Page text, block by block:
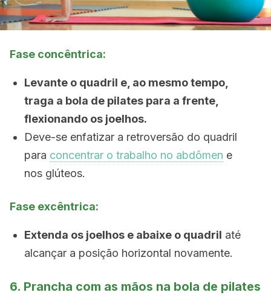
Fase concêntrica:
Levante o quadril e, ao mesmo tempo,
traga a bola de pilates para a frente,
flexionando os joelhos.
Deve-se enfatizar a retroversão do quadril
para concentrar o trabalho no abdômen e
nos glúteos.
Fase excêntrica:
Extenda os joelhos e abaixe o quadril até
alcançar a posição horizontal novamente.
6. Prancha com as mãos na bola de pilates